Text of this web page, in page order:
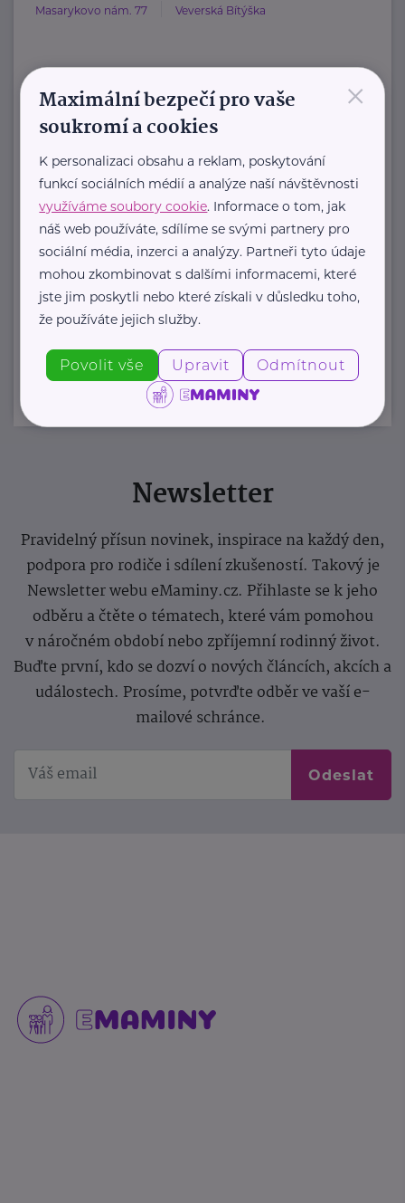
Masarykovo nám. 77 Veverská Bítýška
HARTMANN je odborník na
zdravotnické pomůcky a hygienická
Zaměřuje ...
https://hartmanndirect.com/cs-cz
+420 800 100 150
info@hartmanndirect.cz
Zobrazit přehled společností
Newsletter
Pravidelný přísun novinek, inspirace na každý den,
podpora pro rodiče i sdílení zkušeností. Takový je
Newsletter webu eMaminy.cz. Přihlaste se k jeho
odběru a čtěte o tématech, které vám pomohou
v náročném období nebo zpříjemní rodinný život.
Buďte první, kdo se dozví o nových článcích, akcích a
událostech. Prosíme, potvrďte odběr ve vaší e-
mailové schránce.
Odeslat
×
Maximální bezpečí pro vaše
soukromí a cookies
K personalizaci obsahu a reklam, poskytování
funkcí sociálních médií a analýze naší návštěvnosti
využíváme soubory cookie. Informace o tom, jak
náš web používáte, sdílíme se svými partnery pro
sociální média, inzerci a analýzy. Partneři tyto údaje
mohou zkombinovat s dalšími informacemi, které
jste jim poskytli nebo které získali v důsledku toho,
že používáte jejich služby.
Povolit vše Upravit Odmítnout